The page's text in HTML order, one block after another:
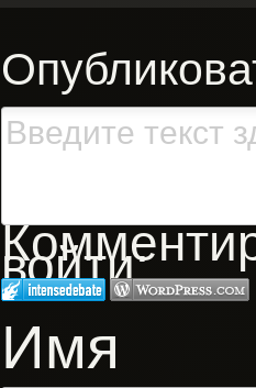
войти:
Имя